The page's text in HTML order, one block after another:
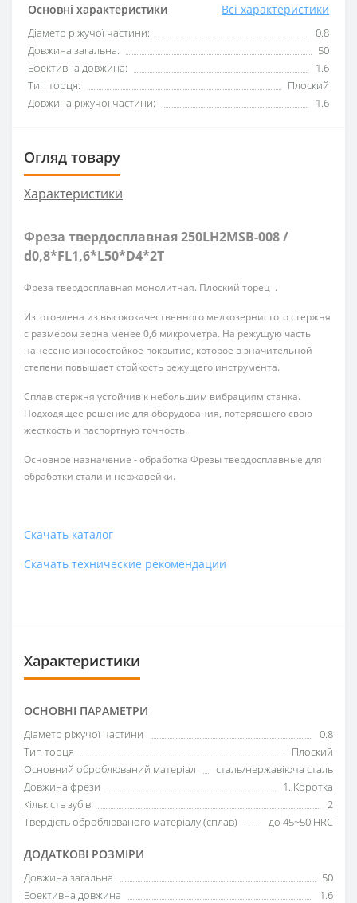
Основні характеристики Всі характеристики
Діаметр ріжучої частини:
0.8
Довжина загальна:
50
Ефективна довжина:
1.6
Тип торця:
Плоский
Довжина ріжучої частини:
1.6
Огляд товару
Характеристики
Фреза твердосплавная 250LH2MSB-008 /
d0,8*FL1,6*L50*D4*2T
Фреза твердосплавная монолитная. Плоский торец .
Изготовлена из высококачественного мелкозернистого стержня
с размером зерна менее 0,6 микрометра. На режущую часть
нанесено износостойкое покрытие, которое в значительной
степени повышает стойкость режущего инструмента.
Сплав стержня устойчив к небольшим вибрациям станка.
Подходящее решение для оборудования, потерявшего свою
жесткость и паспортную точность.
Основное назначение - обработка Фрезы твердосплавные для
обработки стали и нержавейки.
Скачать каталог
Скачать технические рекомендации
Характеристики
ОСНОВНІ ПАРАМЕТРИ
Діаметр ріжучої частини
0.8
Тип торця
Плоский
Основний оброблюваний матеріал
сталь/нержавіюча сталь
Довжина фрези
1. Коротка
Кількість зубів
2
Твердість оброблюваного матеріалу (сплав)
до 45~50 HRC
ДОДАТКОВІ РОЗМІРИ
Довжина загальна
50
Ефективна довжина
1.6